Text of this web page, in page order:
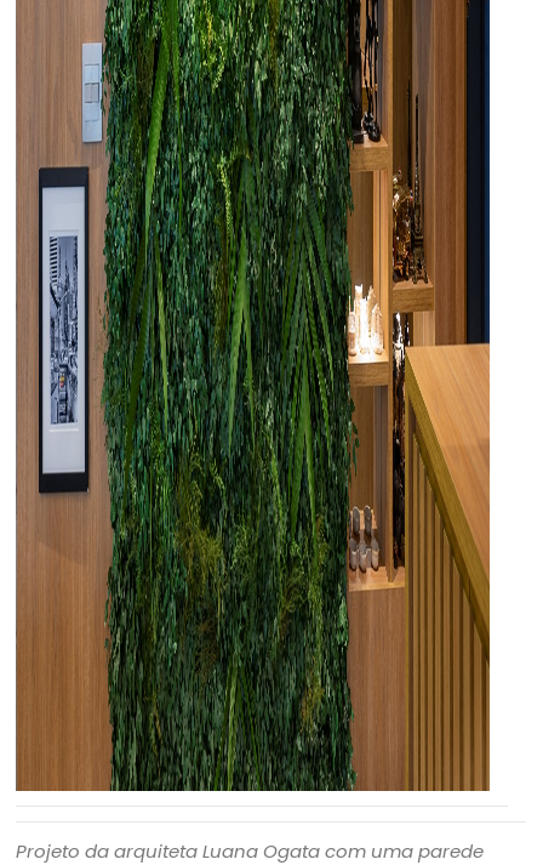
Projeto da arquiteta Luana Ogata com uma parede